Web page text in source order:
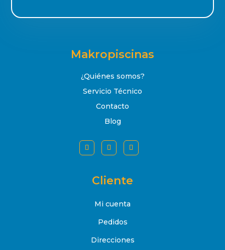
Makropiscinas
¿Quiénes somos?
Servicio Técnico
Contacto
Blog
Cliente
Mi cuenta
Pedidos
Direcciones